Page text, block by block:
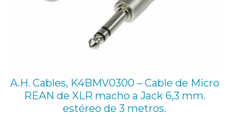
A.H. Cables, K4BMV0300 – Cable de Micro
REAN de XLR macho a Jack 6,3 mm.
estéreo de 3 metros.